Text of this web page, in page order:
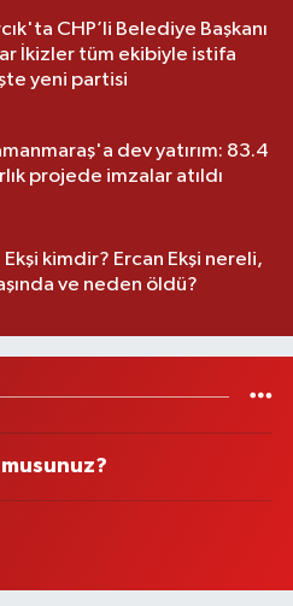
CHP’li Belediye Başkanı
İkizler tüm ekibiyle istifa
yeni partisi
dev yatırım: 83.4
projede imzalar atıldı
Ekşi kimdir? Ercan Ekşi nereli,
ve neden öldü?